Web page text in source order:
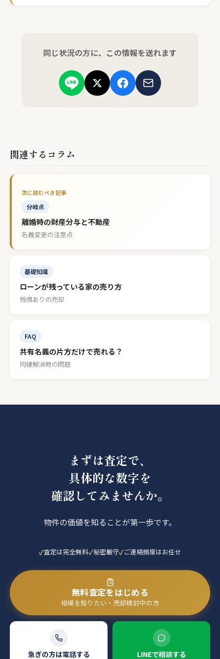
同じ状況の方に、この情報を送れます
関連するコラム
分岐点
離婚時の財産分与と不動産
名義変更の注意点
基礎知識
ローンが残っている家の売り方
残債ありの売却
FAQ
共有名義の片方だけで売れる？
同棲解消時の問題
まずは査定で、
具体的な数字を
確認してみませんか。
物件の価値を知ることが第一歩です。
査定は完全無料 秘密厳守 ご連絡頻度はお任せ
無料査定をはじめる
相場を知りたい・売却検討中の方
急ぎの方は電話する LINEで相談する